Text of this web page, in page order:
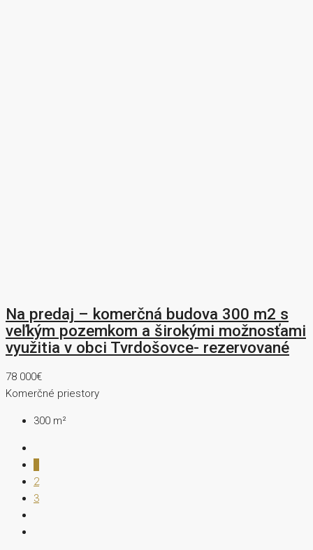
Na predaj – komerčná budova 300 m2 s
veľkým pozemkom a širokými možnosťami
využitia v obci Tvrdošovce- rezervované
78 000€
Komerčné priestory
300 m²
2
3